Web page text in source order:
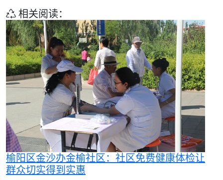
相关阅读：
榆阳区金沙办金榆社区：社区免费健康体检让
群众切实得到实惠